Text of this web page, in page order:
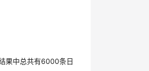
果中总共有6000条日